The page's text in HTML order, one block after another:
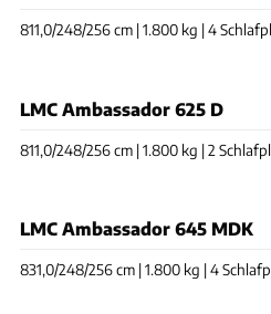
811,0/248/256 cm | 1.800 kg | 4
LMC Ambassador 625 D
811,0/248/256 cm | 1.800 kg | 2
LMC Ambassador 645 MDK
831,0/248/256 cm | 1.800 kg | 4